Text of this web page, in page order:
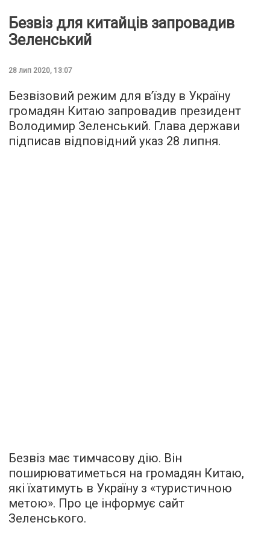
Безвіз для китайців запровадив
Зеленський
28 лип 2020, 13:07
Безвізовий режим для в’їзду в Україну
громадян Китаю запровадив президент
Володимир Зеленський. Глава держави
підписав відповідний указ 28 липня.
Безвіз має тимчасову дію. Він
поширюватиметься на громадян Китаю,
які їхатимуть в Україну з «туристичною
метою». Про це інформує сайт
Зеленського.